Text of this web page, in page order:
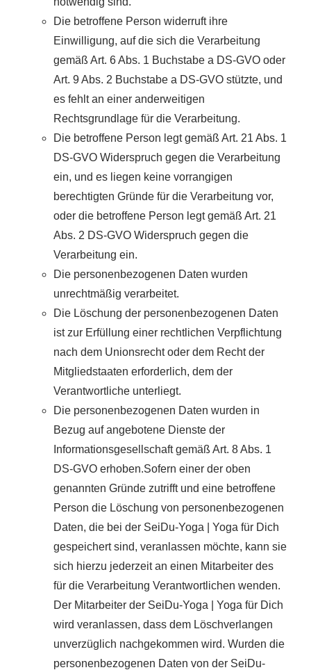
Die betroffene Person widerruft ihre
Einwilligung, auf die sich die Verarbeitung
gemäß Art. 6 Abs. 1 Buchstabe a DS-GVO oder
Art. 9 Abs. 2 Buchstabe a DS-GVO stützte, und
es fehlt an einer anderweitigen
Rechtsgrundlage für die Verarbeitung.
Die betroffene Person legt gemäß Art. 21 Abs. 1
DS-GVO Widerspruch gegen die Verarbeitung
ein, und es liegen keine vorrangigen
berechtigten Gründe für die Verarbeitung vor,
oder die betroffene Person legt gemäß Art. 21
Abs. 2 DS-GVO Widerspruch gegen die
Verarbeitung ein.
Die personenbezogenen Daten wurden
unrechtmäßig verarbeitet.
Die Löschung der personenbezogenen Daten
ist zur Erfüllung einer rechtlichen Verpflichtung
nach dem Unionsrecht oder dem Recht der
Mitgliedstaaten erforderlich, dem der
Verantwortliche unterliegt.
Die personenbezogenen Daten wurden in
Bezug auf angebotene Dienste der
Informationsgesellschaft gemäß Art. 8 Abs. 1
DS-GVO erhoben.Sofern einer der oben
genannten Gründe zutrifft und eine betroffene
Person die Löschung von personenbezogenen
Daten, die bei der SeiDu-Yoga | Yoga für Dich
gespeichert sind, veranlassen möchte, kann sie
sich hierzu jederzeit an einen Mitarbeiter des
für die Verarbeitung Verantwortlichen wenden.
Der Mitarbeiter der SeiDu-Yoga | Yoga für Dich
wird veranlassen, dass dem Löschverlangen
unverzüglich nachgekommen wird. Wurden die
personenbezogenen Daten von der SeiDu-